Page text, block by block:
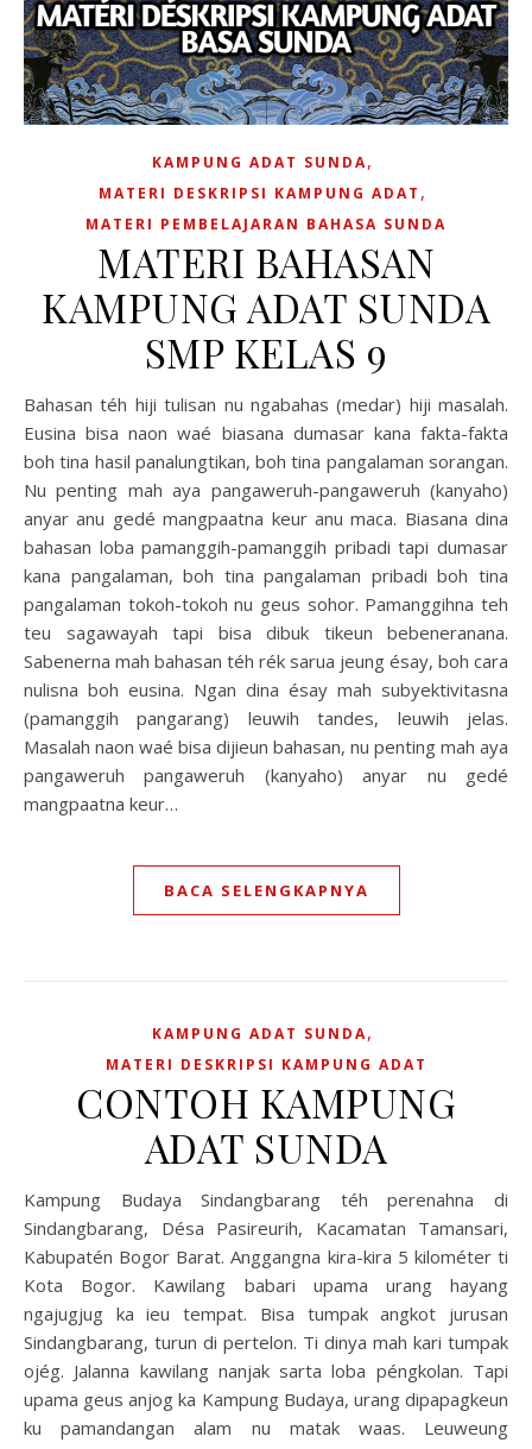
KAMPUNG ADAT SUNDA,
MATERI DESKRIPSI KAMPUNG ADAT ,
MATERI PEMBELAJARAN BAHASA SUNDA
MATERI BAHASAN
KAMPUNG ADAT SUNDA
SMP KELAS 9
Bahasan téh hiji tulisan nu ngabahas (medar) hiji masalah.
Eusina bisa naon waé biasana dumasar kana fakta-fakta
boh tina hasil panalungtikan, boh tina pangalaman sorangan.
Nu penting mah aya pangaweruh-pangaweruh (kanyaho)
anyar anu gedé mangpaatna keur anu maca. Biasana dina
bahasan loba pamanggih-pamanggih pribadi tapi dumasar
kana pangalaman, boh tina pangalaman pribadi boh tina
pangalaman tokoh-tokoh nu geus sohor. Pamanggihna teh
teu sagawayah tapi bisa dibuk tikeun bebeneranana.
Sabenerna mah bahasan téh rék sarua jeung ésay, boh cara
nulisna boh eusina. Ngan dina ésay mah subyektivitasna
(pamanggih pangarang) leuwih tandes, leuwih jelas.
Masalah naon waé bisa dijieun bahasan, nu penting mah aya
pangaweruh pangaweruh (kanyaho) anyar nu gedé
mangpaatna keur…
BACA SELENGKAPNYA
KAMPUNG ADAT SUNDA,
MATERI DESKRIPSI KAMPUNG ADAT
CONTOH KAMPUNG
ADAT SUNDA
Kampung Budaya Sindangbarang téh perenahna di
Sindangbarang, Désa Pasireurih, Kacamatan Tamansari,
Kabupatén Bogor Barat. Anggangna kira-kira 5 kilométer ti
Kota Bogor. Kawilang babari upama urang hayang
ngajugjug ka ieu tempat. Bisa tumpak angkot jurusan
Sindangbarang, turun di pertelon. Ti dinya mah kari tumpak
ojég. Jalanna kawilang nanjak sarta loba péngkolan. Tapi
upama geus anjog ka Kampung Budaya, urang dipapagkeun
ku pamandangan alam nu matak waas. Leuweung